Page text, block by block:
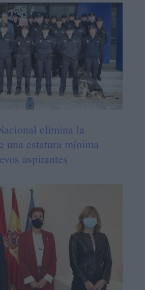
elimina la
una estatura mínima
aspirantes